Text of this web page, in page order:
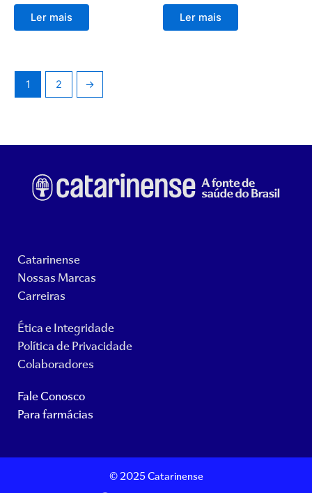
Ler mais Ler mais
1 2 →
Catarinense
Nossas Marcas
Carreiras
Ética e Integridade
Política de Privacidade
Colaboradores
Fale Conosco
Para farmácias
© 2025 Catarinense